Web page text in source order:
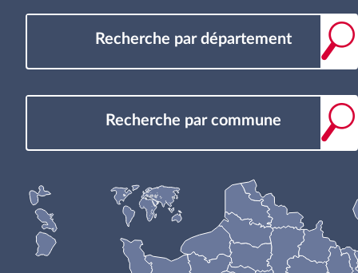
Recherche par département
Recherche par commune